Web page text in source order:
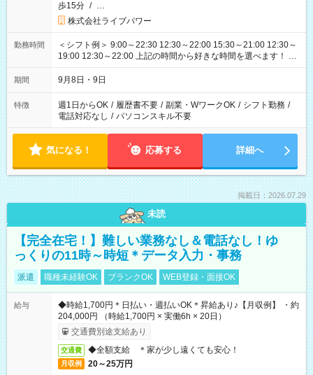
歩15分 / …
株式会社ライブパワー
勤務時間
＜シフト例＞ 9:00～22:30 12:30～22:00 15:30～21:00 12:30～
19:00 12:30～22:00 上記の時間から好きな時間を選べます！ ※
時間は変更となる可能性があります
期間 9月8日・9日
特徴 週1日からOK / 履歴書不要 / 副業・WワークOK / シフト勤務 /
電話対応なし / パソコンスキル不要
気になる！ 応募する 詳細へ
掲載日：2026.07.29
未読
【完全在宅！】難しい業務なし＆電話なし！ゆ
っくりの11時～時短＊データ入力・事務
派遣 職種未経験OK ブランクOK WEB登録・面接OK
給与
◆時給1,700円＊日払い・週払いOK＊昇給あり♪【月収例】 ・約
204,000円 （時給1,700円 × 実働6h × 20日）
交通費別途支給あり
交通費 ◆全額支給 ＊家が少し遠くても安心！
月収例 20～25万円